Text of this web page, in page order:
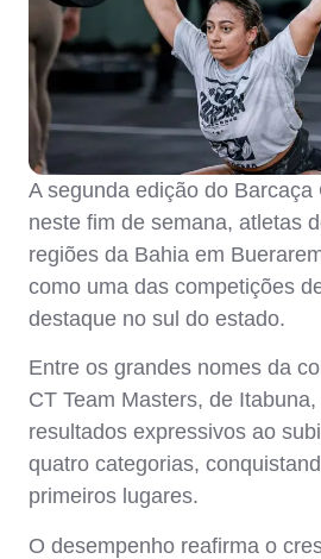
A segunda edição do Barcaça
neste fim de semana, atletas
regiões da Bahia em
como uma das competições
destaque no sul do estado.
Entre os grandes nomes da
CT Team Masters, de
resultados expressivos ao
quatro categorias,
primeiros lugares.
O desempenho reafirma o